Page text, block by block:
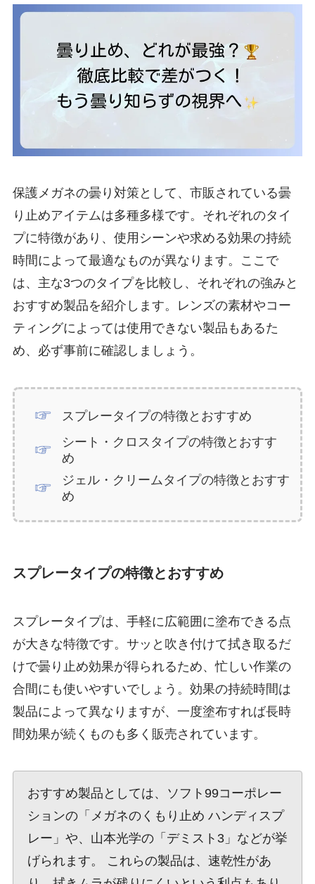
保護メガネの曇り対策として、市販されている曇
り止めアイテムは多種多様です。それぞれのタイ
プに特徴があり、使用シーンや求める効果の持続
時間によって最適なものが異なります。ここで
は、主な3つのタイプを比較し、それぞれの強みと
おすすめ製品を紹介します。レンズの素材やコー
ティングによっては使用できない製品もあるた
め、必ず事前に確認しましょう。
スプレータイプの特徴とおすすめ
シート・クロスタイプの特徴とおすす
め
ジェル・クリームタイプの特徴とおすす
め
スプレータイプの特徴とおすすめ
スプレータイプは、手軽に広範囲に塗布できる点
が大きな特徴です。サッと吹き付けて拭き取るだ
けで曇り止め効果が得られるため、忙しい作業の
合間にも使いやすいでしょう。効果の持続時間は
製品によって異なりますが、一度塗布すれば長時
間効果が続くものも多く販売されています。
おすすめ製品としては、ソフト99コーポレー
ションの「メガネのくもり止め ハンディスプ
レー」や、山本光学の「デミスト3」などが挙
げられます。 これらの製品は、速乾性があ